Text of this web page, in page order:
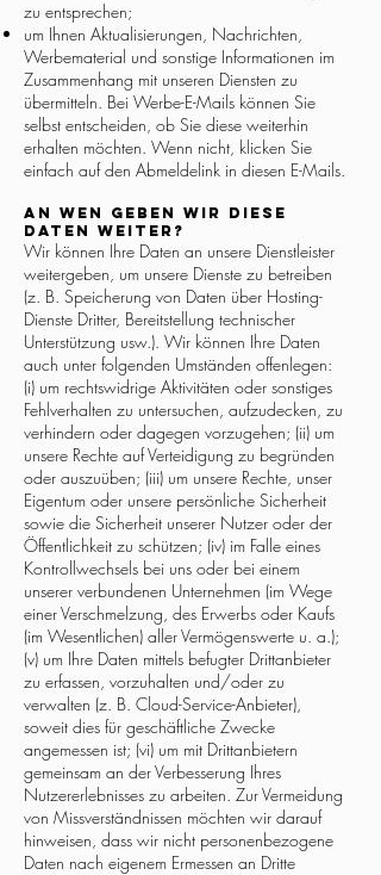
zu entsprechen;
um Ihnen Aktualisierungen, Nachrichten,
Werbematerial und sonstige Informationen im
Zusammenhang mit unseren Diensten zu
übermitteln. Bei Werbe-E-Mails können Sie
selbst entscheiden, ob Sie diese weiterhin
erhalten möchten. Wenn nicht, klicken Sie
einfach auf den Abmeldelink in diesen E-Mails.
An wen geben wir diese
Daten weiter?
Wir können Ihre Daten an unsere Dienstleister
weitergeben, um unsere Dienste zu betreiben
(z. B. Speicherung von Daten über Hosting-
Dienste Dritter, Bereitstellung technischer
Unterstützung usw.). Wir können Ihre Daten
auch unter folgenden Umständen offenlegen:
(i) um rechtswidrige Aktivitäten oder sonstiges
Fehlverhalten zu untersuchen, aufzudecken, zu
verhindern oder dagegen vorzugehen; (ii) um
unsere Rechte auf Verteidigung zu begründen
oder auszuüben; (iii) um unsere Rechte, unser
Eigentum oder unsere persönliche Sicherheit
sowie die Sicherheit unserer Nutzer oder der
Öffentlichkeit zu schützen; (iv) im Falle eines
Kontrollwechsels bei uns oder bei einem
unserer verbundenen Unternehmen (im Wege
einer Verschmelzung, des Erwerbs oder Kaufs
(im Wesentlichen) aller Vermögenswerte u. a.);
(v) um Ihre Daten mittels befugter Drittanbieter
zu erfassen, vorzuhalten und/oder zu
verwalten (z. B. Cloud-Service-Anbieter),
soweit dies für geschäftliche Zwecke
angemessen ist; (vi) um mit Drittanbietern
gemeinsam an der Verbesserung Ihres
Nutzererlebnisses zu arbeiten. Zur Vermeidung
von Missverständnissen möchten wir darauf
hinweisen, dass wir nicht personenbezogene
Daten nach eigenem Ermessen an Dritte